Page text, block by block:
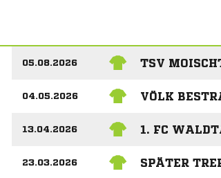
05.08.2026 TSV
04.05.2026 VÖLK
13.04.2026 1. FC
23.03.2026 SPÄTER